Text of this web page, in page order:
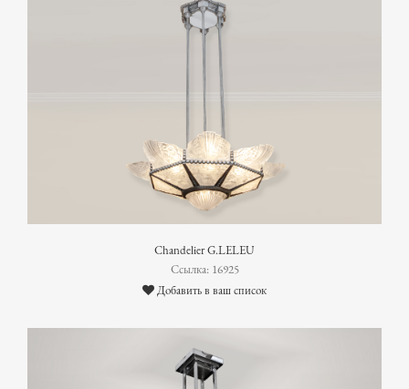
Chandelier G.LELEU
Ссылка: 16925
Добавить в ваш список